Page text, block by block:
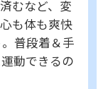
むなど、変
も体も爽快
普段着＆手
動できるの